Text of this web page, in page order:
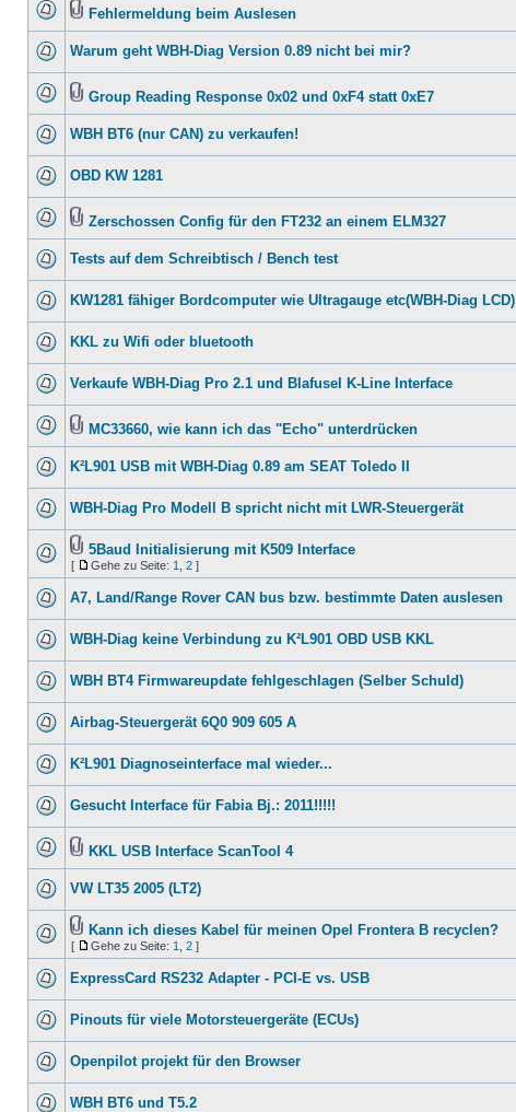
Fehlermeldung beim Auslesen
Warum geht WBH-Diag Version 0.89 nicht bei mir?
Group Reading Response 0x02 und 0xF4 statt 0xE7
WBH BT6 (nur CAN) zu verkaufen!
OBD KW 1281
Zerschossen Config für den FT232 an einem ELM327
Tests auf dem Schreibtisch / Bench test
KW1281 fähiger Bordcomputer wie Ultragauge etc(WBH-Diag LCD)
KKL zu Wifi oder bluetooth
Verkaufe WBH-Diag Pro 2.1 und Blafusel K-Line Interface
MC33660, wie kann ich das "Echo" unterdrücken
K²L901 USB mit WBH-Diag 0.89 am SEAT Toledo II
WBH-Diag Pro Modell B spricht nicht mit LWR-Steuergerät
5Baud Initialisierung mit K509 Interface
[ Gehe zu Seite: 1 2 ]
A7, Land/Range Rover CAN bus bzw. bestimmte Daten auslesen
WBH-Diag keine Verbindung zu K²L901 OBD USB KKL
WBH BT4 Firmwareupdate fehlgeschlagen (Selber Schuld)
Airbag-Steuergerät 6Q0 909 605 A
K²L901 Diagnoseinterface mal wieder...
Gesucht Interface für Fabia Bj.: 2011!!!!!
KKL USB Interface ScanTool 4
VW LT35 2005 (LT2)
Kann ich dieses Kabel für meinen Opel Frontera B recyclen?
[ Gehe zu Seite: 1 2 ]
ExpressCard RS232 Adapter - PCI-E vs. USB
Pinouts für viele Motorsteuergeräte (ECUs)
Openpilot projekt für den Browser
WBH BT6 und T5.2